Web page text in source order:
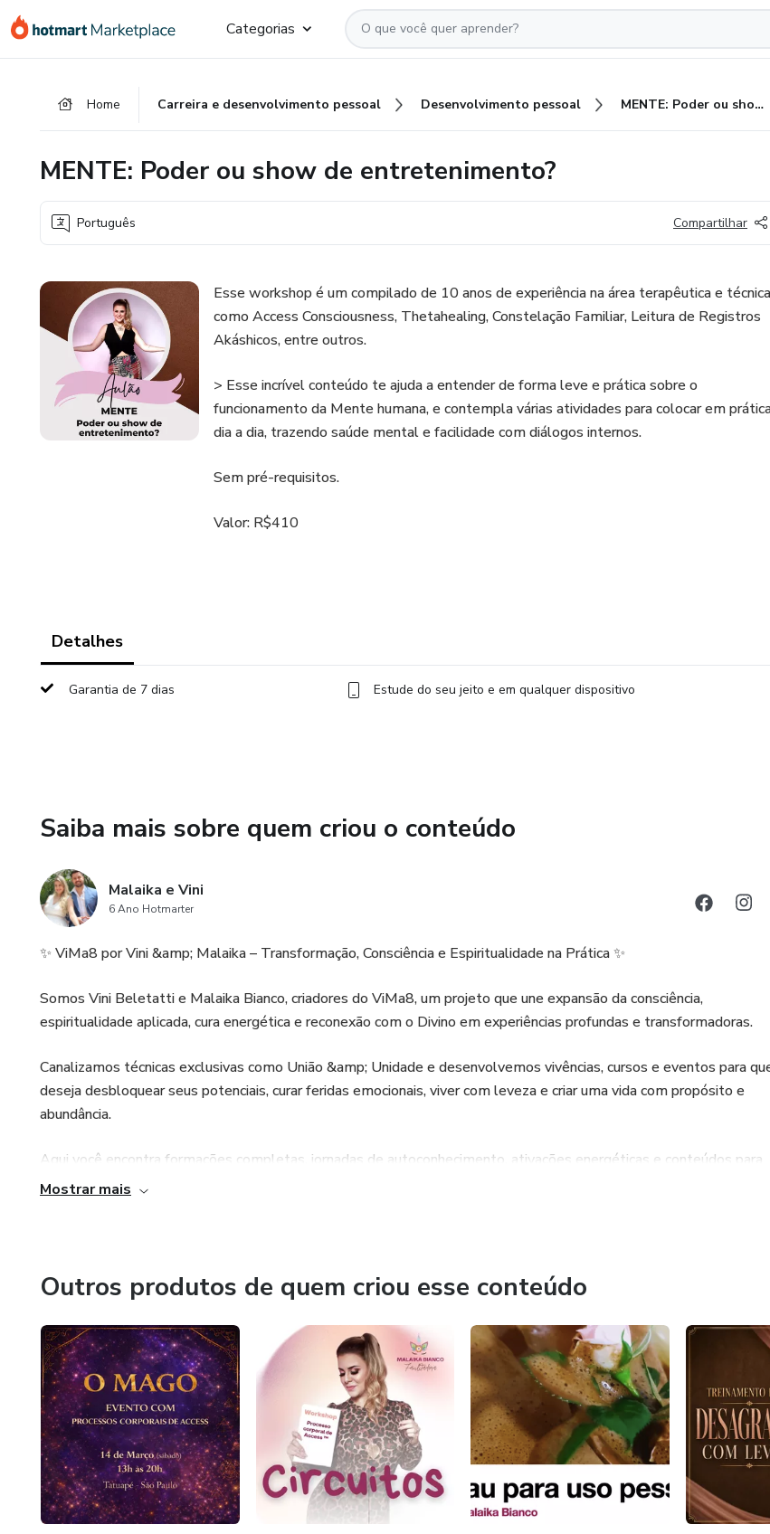
para
para
para
Categorias
Home Carreira e desenvolvimento pessoal Desenvolvimento pessoal MENTE: Poder ou show de entretenimento?
MENTE: Poder ou show de entretenimento?
Português Compartilhar
Esse workshop é um compilado de 10 anos de experiência na área terapêutica e
como Access Consciousness, Thetahealing, Constelação Familiar, Leitura de Registros
Akáshicos, entre outros.
> Esse incrível conteúdo te ajuda a entender de forma leve e prática sobre o
funcionamento da Mente humana, e contempla várias atividades para colocar em
dia a dia, trazendo saúde mental e facilidade com diálogos internos.
Sem pré-requisitos.
Valor: R$410
Detalhes
Garantia de 7 dias Estude do seu jeito e em qualquer dispositivo
Saiba mais sobre quem criou o conteúdo
Malaika e Vini
6 Ano Hotmarter
✨ ViMa8 por Vini &amp; Malaika – Transformação, Consciência e Espiritualidade na Prática ✨
Somos Vini Beletatti e Malaika Bianco, criadores do ViMa8, um projeto que une expansão da consciência,
espiritualidade aplicada, cura energética e reconexão com o Divino em experiências profundas e transformadoras.
Canalizamos técnicas exclusivas como União &amp; Unidade e desenvolvemos vivências, cursos e eventos para
deseja desbloquear seus potenciais, curar feridas emocionais, viver com leveza e criar uma vida com propósito e
abundância.
Aqui você encontra formações completas, jornadas de autoconhecimento, ativações energéticas e conteúdos para
quem escolheu despertar e cocriar uma nova realidade. Tudo com profundidade, amor e presença.
🌟 Terapias e Técnicas Energéticas
🌟 Liberação de traumas, ancestralidade e bloqueios
🌟 Conexão real com o sagrado que habita em você
Com amor e consciência,
Vini &amp; Malaika | ViMa8
Mostrar mais
Outros produtos de quem criou esse conteúdo